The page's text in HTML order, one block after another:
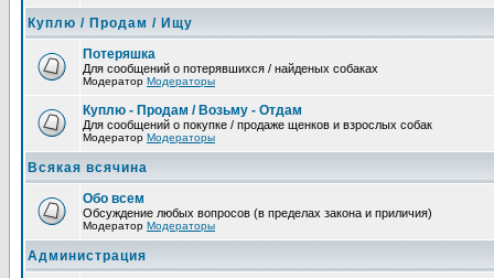
Куплю / Продам / Ищу
Потеряшка
Для сообщений о потерявшихся / найденых собаках
Модератор Модераторы
Куплю - Продам / Возьму - Отдам
Для сообщений о покупке / продаже щенков и взрослых собак
Модератор Модераторы
Всякая всячина
Обо всем
Обсуждение любых вопросов (в пределах закона и приличия)
Модератор Модераторы
Администрация